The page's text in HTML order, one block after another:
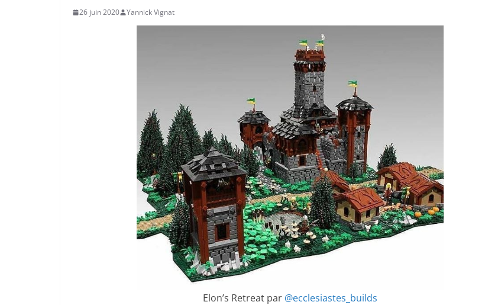
26 juin 2020 Yannick Vignat
Elon’s Retreat par @ecclesiastes_builds